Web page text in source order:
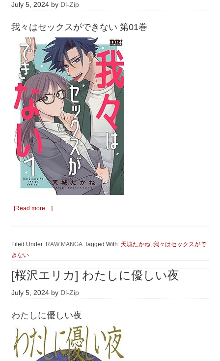
July 5, 2024 by Dl-Zip
我々はセックスができない 第01巻
[Read more…]
Filed Under: RAW MANGA Tagged With: 天城たかね,我々はセックスがで
きない
[桜沢エリカ] わたしに優しい夜
July 5, 2024 by Dl-Zip
わたしに優しい夜